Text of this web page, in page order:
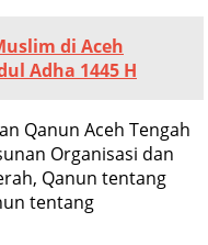
di Aceh
Adha 1445 H
Qanun Aceh Tengah
Organisasi dan
Qanun tentang
tentang